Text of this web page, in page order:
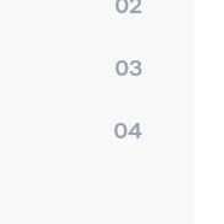
02
03
04